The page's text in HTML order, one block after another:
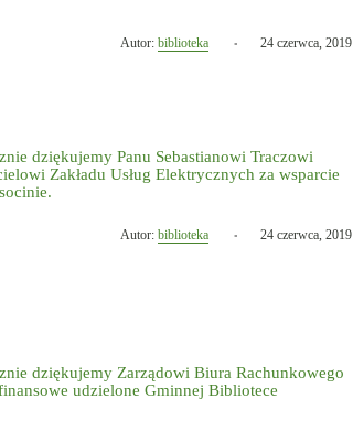
Autor: bibliotekaOpublikowano24 czerwca, 2019
dziękujemy Panu Sebastianowi Traczowi
Zakładu Usług Elektrycznych za wsparcie
Autor: bibliotekaOpublikowano24 czerwca, 2019
dziękujemy Zarządowi Biura Rachunkowego
udzielone Gminnej Bibliotece